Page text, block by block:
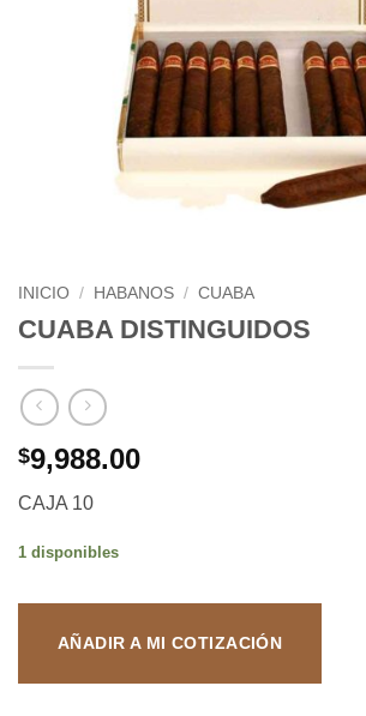
INICIO / HABANOS / CUABA
CUABA DISTINGUIDOS
$9,988.00
CAJA 10
1 disponibles
AÑADIR A MI COTIZACIÓN